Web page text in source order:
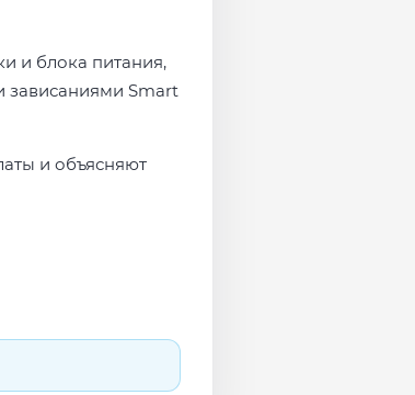
и блока питания,
зависаниями Smart
и объясняют